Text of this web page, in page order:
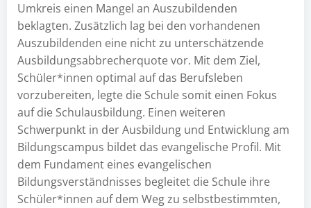
Umkreis einen Mangel an Auszubildenden
beklagten. Zusätzlich lag bei den vorhandenen
Auszubildenden eine nicht zu unterschätzende
Ausbildungsabbrecherquote vor. Mit dem Ziel,
Schüler*innen optimal auf das Berufsleben
vorzubereiten, legte die Schule somit einen Fokus
auf die Schulausbildung. Einen weiteren
Schwerpunkt in der Ausbildung und Entwicklung am
Bildungscampus bildet das evangelische Profil. Mit
dem Fundament eines evangelischen
Bildungsverständnisses begleitet die Schule ihre
Schüler*innen auf dem Weg zu selbstbestimmten,